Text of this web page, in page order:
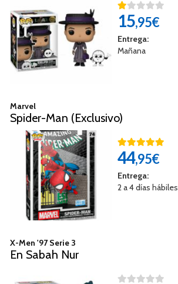
15,95€
Entrega:
Mañana
Marvel
Spider-Man (Exclusivo)
44,95€
Entrega:
2 a 4 días hábiles
X-Men '97 Serie 3
En Sabah Nur